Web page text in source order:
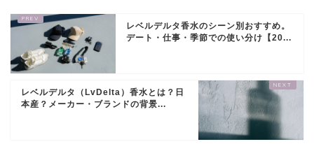
レベルデルタ香水のシーン別おすすめ。
デート・仕事・季節での使い分け【20...
レベルデルタ（LvDelta）香水とは？日
本産？メーカー・ブランドの背景...